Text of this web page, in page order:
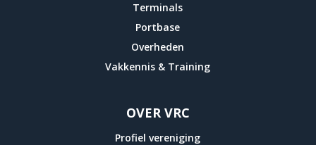
Terminals
Portbase
Overheden
Vakkennis & Training
OVER VRC
Profiel vereniging